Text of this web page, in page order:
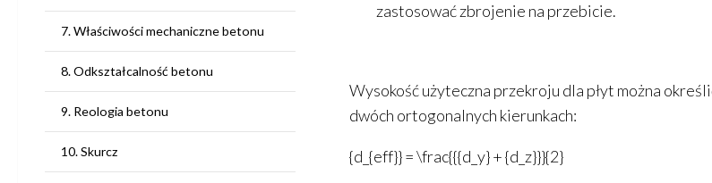
zastosować zbrojenie na przebicie.
Wysokość użyteczna przekroju dla płyt można
dwóch ortogonalnych kierunkach:
{d_{eff}} = \frac{{{d_y} + {d_z}}}{2}
7. Właściwości mechaniczne betonu
8. Odkształcalność betonu
9. Reologia betonu
10. Skurcz